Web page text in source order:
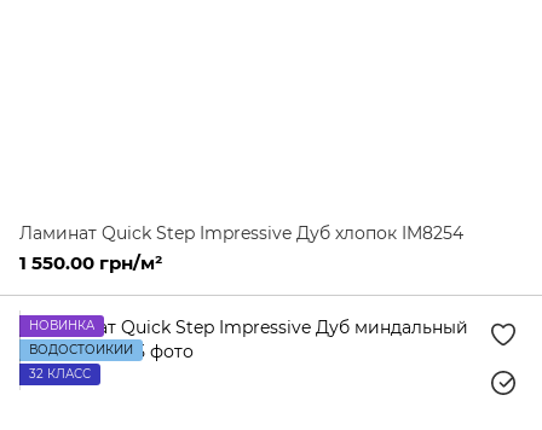
Ламинат Quick Step Impressive Дуб хлопок IM8254
1 550.00 грн/м²
НОВИНКА
ВОДОСТОЙКИЙ
32 КЛАСС